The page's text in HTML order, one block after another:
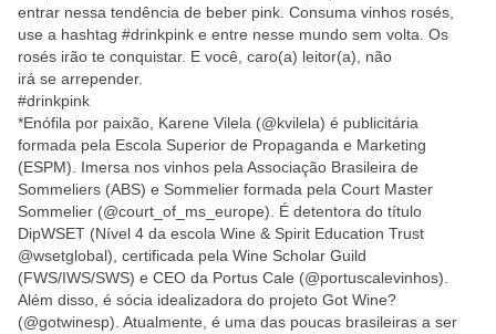
entrar nessa tendência de beber pink. Consuma vinhos rosés,
use a hashtag #drinkpink e entre nesse mundo sem volta. Os
rosés irão te conquistar. E você, caro(a) leitor(a), não
irá se arrepender.
#drinkpink
*Enófila por paixão, Karene Vilela (@kvilela) é publicitária
formada pela Escola Superior de Propaganda e Marketing
(ESPM). Imersa nos vinhos pela Associação Brasileira de
Sommeliers (ABS) e Sommelier formada pela Court Master
Sommelier (@court_of_ms_europe). É detentora do título
DipWSET (Nível 4 da escola Wine & Spirit Education Trust
@wsetglobal), certificada pela Wine Scholar Guild
(FWS/IWS/SWS) e CEO da Portus Cale (@portuscalevinhos).
Além disso, é sócia idealizadora do projeto Got Wine?
(@gotwinesp). Atualmente, é uma das poucas brasileiras a ser